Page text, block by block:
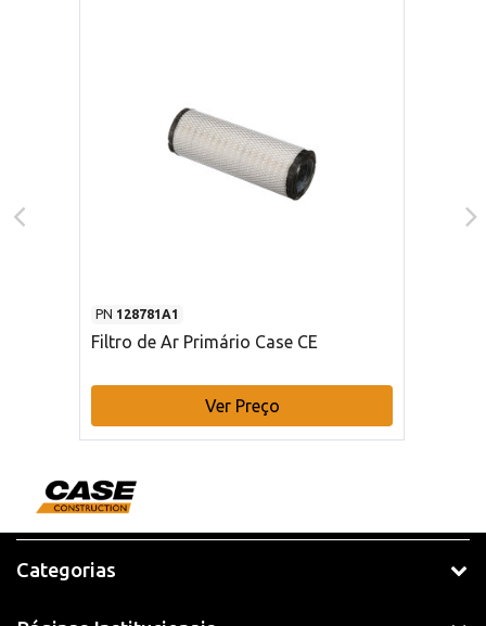
PN 128781A1
Filtro de Ar Primário Case CE
Ver Preço
Categorias